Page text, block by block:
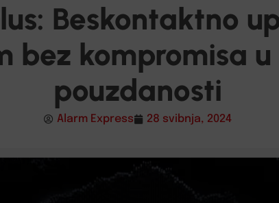
Beskontaktno
bez kompromisa
pouzdanosti
Alarm Express 28 svibnja, 2024